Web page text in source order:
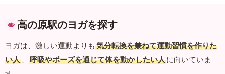
高の原駅のヨガを探す
ヨガは、激しい運動よりも 気分転換を兼ねて運動習慣を作りた
い人 、 呼吸やポーズを通じて体を動かしたい人に向いていま